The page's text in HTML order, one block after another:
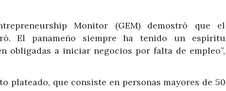
Monitor (GEM) demostró que el
El panameño siempre ha tenido un espíritu
obligadas a iniciar negocios por falta de empleo”,
plateado, que consiste en personas mayores de 50